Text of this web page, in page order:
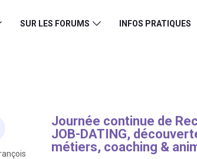
SUR LES FORUMS INFOS PRATIQUES
Journée continue de
JOB-DATING,
métiers, coaching &